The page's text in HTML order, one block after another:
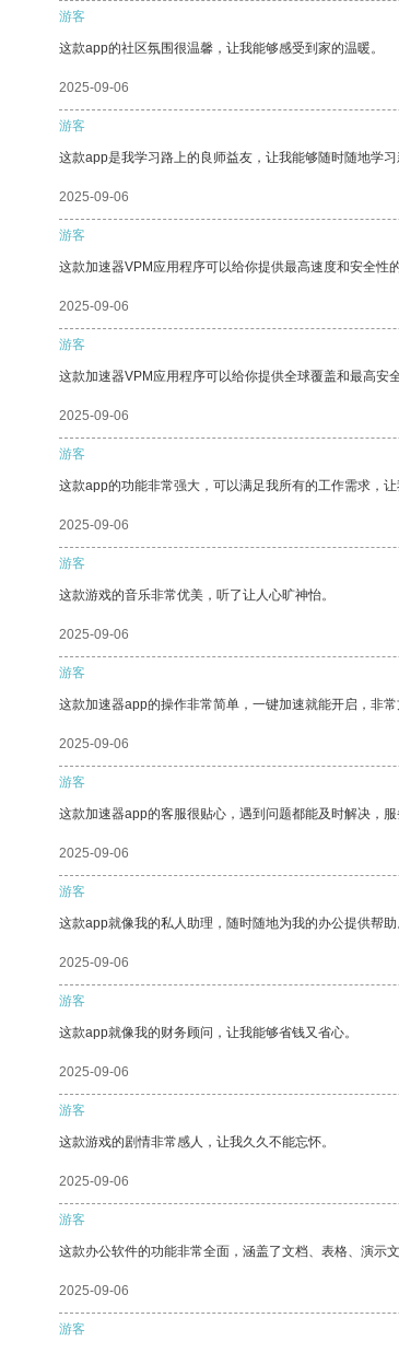
游客
这款app的社区氛围很温馨，让我能够感受到家的温暖。
2025-09-06
游客
这款app是我学习路上的良师益友，让我能够随时随地学习
2025-09-06
游客
这款加速器VPM应用程序可以给你提供最高速度和安全性
2025-09-06
游客
这款加速器VPM应用程序可以给你提供全球覆盖和最高安
2025-09-06
游客
这款app的功能非常强大，可以满足我所有的工作需求，让
2025-09-06
游客
这款游戏的音乐非常优美，听了让人心旷神怡。
2025-09-06
游客
这款加速器app的操作非常简单，一键加速就能开启，非常
2025-09-06
游客
这款加速器app的客服很贴心，遇到问题都能及时解决，服
2025-09-06
游客
这款app就像我的私人助理，随时随地为我的办公提供帮助
2025-09-06
游客
这款app就像我的财务顾问，让我能够省钱又省心。
2025-09-06
游客
这款游戏的剧情非常感人，让我久久不能忘怀。
2025-09-06
游客
这款办公软件的功能非常全面，涵盖了文档、表格、演示
2025-09-06
游客